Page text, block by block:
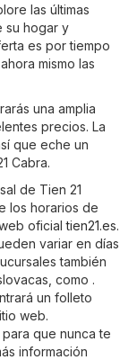
las últimas
su hogar y
es por tiempo
mismo las
una amplia
precios. La
que eche un
Cabra.
de Tien 21
los horarios de
oficialtien21.es.
variar en días
también
como .
un folleto
web.
que nunca te
información